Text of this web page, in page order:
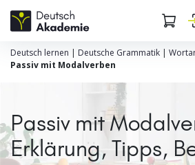
Deutsch lernen | Deutsche Grammatik |
Passiv mit Modalverben
Passiv mit
Erklärung, Tipps,